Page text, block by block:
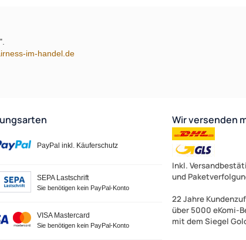
im-handel.de
PayPal inkl. Käuferschutz
SEPA Lastschrift
Sie benötigen kein PayPal-Konto
VISA Mastercard
Sie benötigen kein PayPal-Konto
Wir versenden
Inkl.
und
22 Jahre
über 5000 eKomi-
mit dem Siegel